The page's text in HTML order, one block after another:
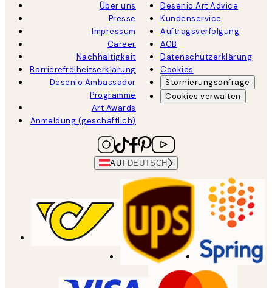
Über uns
Presse
Impressum
Career
Nachhaltigkeit
Barrierefreiheitserklärung
Desenio Ambassador
Programme
Art Awards
Anmeldung (geschäftlich)
Desenio Art Advice
Kundenservice
Auftragsverfolgung
AGB
Datenschutzerklärung
Cookies
Stornierungsanfrage
Cookies verwalten
AUT DEUTSCH